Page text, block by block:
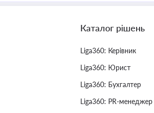
Каталог рішень
Liga360: Керівник
Liga360: Юрист
Liga360: Бухгалтер
Liga360: PR-менеджер